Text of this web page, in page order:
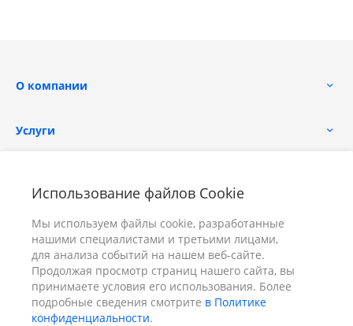
Использование файлов Cookie
Мы используем файлы cookie, разработанные
нашими специалистами и третьими лицами,
для анализа событий на нашем веб-сайте.
Продолжая просмотр страниц нашего сайта, вы
принимаете условия его использования. Более
подробные сведения смотрите в Политике
конфиденциальности.
О компании
Услуги
+7 (391) 298-00-11 Заказать звонок